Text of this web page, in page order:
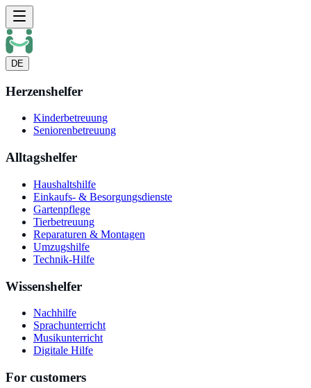
DE
Herzenshelfer
Kinderbetreuung
Seniorenbetreuung
Alltagshelfer
Haushaltshilfe
Einkaufs- & Besorgungsdienste
Gartenpflege
Tierbetreuung
Reparaturen & Montagen
Umzugshilfe
Technik-Hilfe
Wissenshelfer
Nachhilfe
Sprachunterricht
Musikunterricht
Digitale Hilfe
For customers